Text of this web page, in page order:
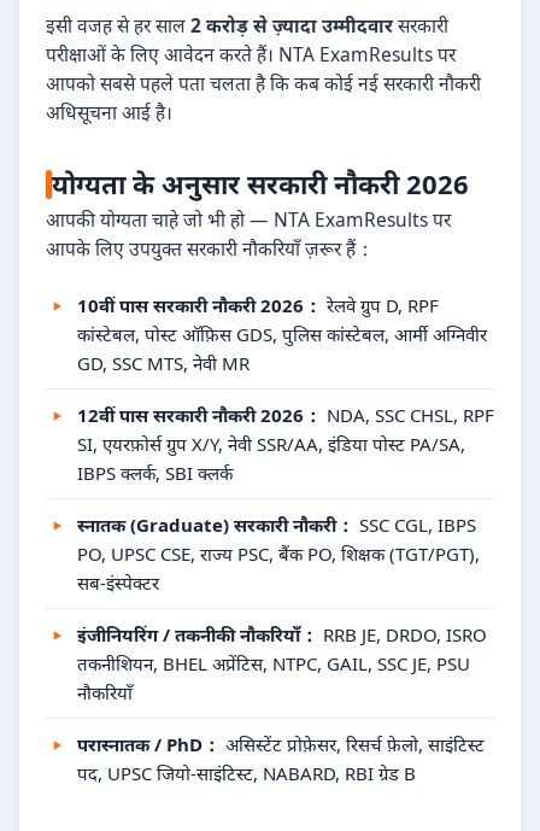
इसी वजह से हर साल2 करोड़ से ज़्यादा उम्मीदवारसरकारी
परीक्षाओं के लिए आवेदन करते हैं। NTA ExamResults पर
आपको सबसे पहले पता चलता है कि कब कोई नई सरकारी नौकरी
अधिसूचना आई है।
योग्यता के अनुसार सरकारी नौकरी 2026
आपकी योग्यता चाहे जो भी हो — NTA ExamResults पर
आपके लिए उपयुक्त सरकारी नौकरियाँ ज़रूर हैं：
10वीं पास सरकारी नौकरी 2026： रेलवे ग्रुप D, RPF
कांस्टेबल, पोस्ट ऑफ़िस GDS, पुलिस कांस्टेबल, आर्मी अग्निवीर
GD, SSC MTS, नेवी MR
12वीं पास सरकारी नौकरी 2026： NDA, SSC CHSL, RPF
SI, एयरफ़ोर्स ग्रुप X/Y, नेवी SSR/AA, इंडिया पोस्ट PA/SA,
IBPS क्लर्क, SBI क्लर्क
स्नातक (Graduate) सरकारी नौकरी： SSC CGL, IBPS
PO, UPSC CSE, राज्य PSC, बैंक PO, शिक्षक (TGT/PGT),
सब-इंस्पेक्टर
इंजीनियरिंग / तकनीकी नौकरियाँ： RRB JE, DRDO, ISRO
तकनीशियन, BHEL अप्रेंटिस, NTPC, GAIL, SSC JE, PSU
नौकरियाँ
परास्नातक / PhD： असिस्टेंट प्रोफ़ेसर, रिसर्च फ़ेलो, साइंटिस्ट
पद, UPSC जियो-साइंटिस्ट, NABARD, RBI ग्रेड B